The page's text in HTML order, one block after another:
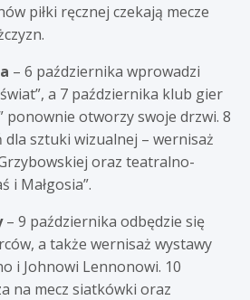
piłki ręcznej czekają mecze
– 6 października wprowadzi
a 7 października klub gier
ponownie otworzy swoje drzwi. 8
sztuki wizualnej – wernisaż
oraz teatralno-
i Małgosia”.
– 9 października odbędzie się
a także wernisaż wystawy
i Johnowi Lennonowi. 10
na mecz siatkówki oraz